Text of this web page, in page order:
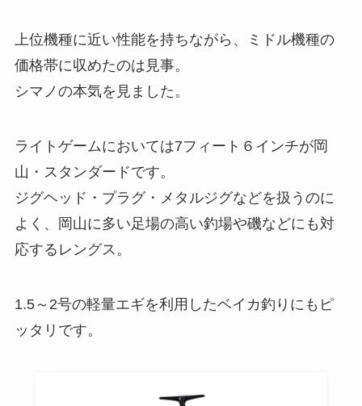
上位機種に近い性能を持ちながら、ミドル機種の
価格帯に収めたのは見事。
シマノの本気を見ました。
ライトゲームにおいては7フィート６インチが岡
山・スタンダードです。
ジグヘッド・プラグ・メタルジグなどを扱うのに
よく、岡山に多い足場の高い釣場や磯などにも対
応するレングス。
1.5～2号の軽量エギを利用したベイカ釣りにもピ
ッタリです。